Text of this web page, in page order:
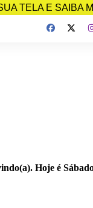
TELA E SAIBA
Hoje é